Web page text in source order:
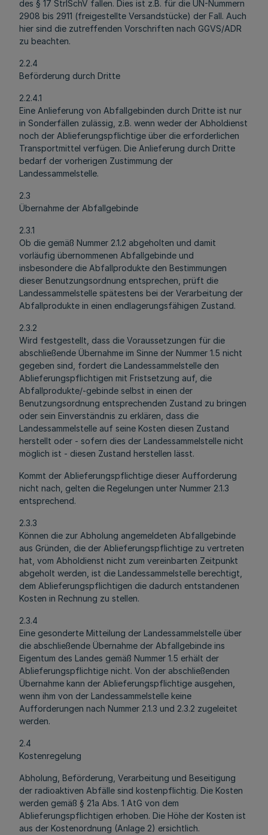
des § 17 StrlSchV fallen. Dies ist z.B. für die UN-Nummern
2908 bis 2911 (freigestellte Versandstücke) der Fall. Auch
hier sind die zutreffenden Vorschriften nach GGVS/ADR
zu beachten.
2.2.4
Beförderung durch Dritte
2.2.4.1
Eine Anlieferung von Abfallgebinden durch Dritte ist nur
in Sonderfällen zulässig, z.B. wenn weder der Abholdienst
noch der Ablieferungspflichtige über die erforderlichen
Transportmittel verfügen. Die Anlieferung durch Dritte
bedarf der vorherigen Zustimmung der
Landessammelstelle.
2.3
Übernahme der Abfallgebinde
2.3.1
Ob die gemäß Nummer 2.1.2 abgeholten und damit
vorläufig übernommenen Abfallgebinde und
insbesondere die Abfallprodukte den Bestimmungen
dieser Benutzungsordnung entsprechen, prüft die
Landessammelstelle spätestens bei der Verarbeitung der
Abfallprodukte in einen endlagerungsfähigen Zustand.
2.3.2
Wird festgestellt, dass die Voraussetzungen für die
abschließende Übernahme im Sinne der Nummer 1.5 nicht
gegeben sind, fordert die Landessammelstelle den
Ablieferungspflichtigen mit Fristsetzung auf, die
Abfallprodukte/-gebinde selbst in einen der
Benutzungsordnung entsprechenden Zustand zu bringen
oder sein Einverständnis zu erklären, dass die
Landessammelstelle auf seine Kosten diesen Zustand
herstellt oder - sofern dies der Landessammelstelle nicht
möglich ist - diesen Zustand herstellen lässt.
Kommt der Ablieferungspflichtige dieser Aufforderung
nicht nach, gelten die Regelungen unter Nummer 2.1.3
entsprechend.
2.3.3
Können die zur Abholung angemeldeten Abfallgebinde
aus Gründen, die der Ablieferungspflichtige zu vertreten
hat, vom Abholdienst nicht zum vereinbarten Zeitpunkt
abgeholt werden, ist die Landessammelstelle berechtigt,
dem Ablieferungspflichtigen die dadurch entstandenen
Kosten in Rechnung zu stellen.
2.3.4
Eine gesonderte Mitteilung der Landessammelstelle über
die abschließende Übernahme der Abfallgebinde ins
Eigentum des Landes gemäß Nummer 1.5 erhält der
Ablieferungspflichtige nicht. Von der abschließenden
Übernahme kann der Ablieferungspflichtige ausgehen,
wenn ihm von der Landessammelstelle keine
Aufforderungen nach Nummer 2.1.3 und 2.3.2 zugeleitet
werden.
2.4
Kostenregelung
Abholung, Beförderung, Verarbeitung und Beseitigung
der radioaktiven Abfälle sind kostenpflichtig. Die Kosten
werden gemäß § 21a Abs. 1 AtG von dem
Ablieferungspflichtigen erhoben. Die Höhe der Kosten ist
aus der Kostenordnung (Anlage 2) ersichtlich.